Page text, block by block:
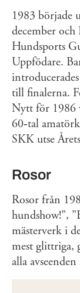
1983 började
december och
Hundsports
Uppfödare.
till finalerna.
Nytt för 1986
60‐tal
SKK utse
Rosor
Rosor från
hundshow!”,
mästerverk i
mest glittriga,
alla